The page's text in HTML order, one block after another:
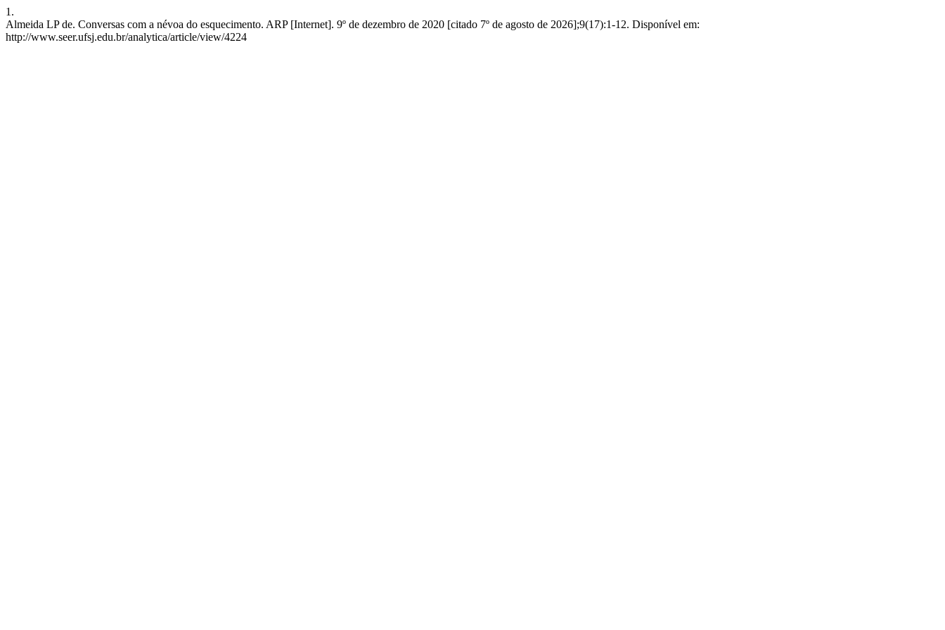
1.
Almeida LP de. Conversas com a névoa do esquecimento. ARP [Internet]. 9º de dezembro de 2020 [citado 7º de agosto de 2026];9(17):1-12. Disponível em:
http://www.seer.ufsj.edu.br/analytica/article/view/4224